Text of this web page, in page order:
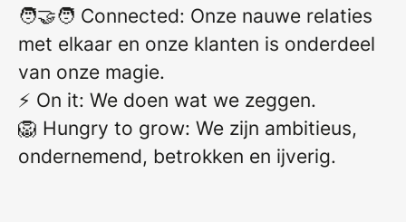
🧑‍🤝‍🧑 Connected: Onze nauwe relaties
met elkaar en onze klanten is onderdeel
van onze magie.
⚡ On it: We doen wat we zeggen.
🦁 Hungry to grow: We zijn ambitieus,
ondernemend, betrokken en ijverig.